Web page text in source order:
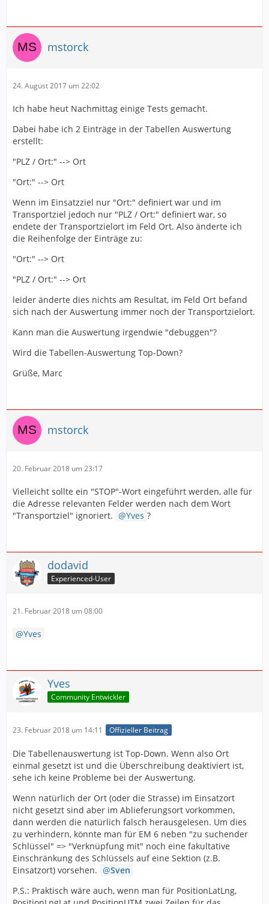
mstorck
24. August 2017 um 22:02
Ich habe heut Nachmittag einige Tests gemacht.
Dabei habe ich 2 Einträge in der Tabellen Auswertung
erstellt:
"PLZ / Ort:" --> Ort
"Ort:" --> Ort
Wenn im Einsatzziel nur "Ort:" definiert war und im
Transportziel jedoch nur "PLZ / Ort:" definiert war, so
endete der Transportzielort im Feld Ort. Also änderte ich
die Reihenfolge der Einträge zu:
"Ort:" --> Ort
"PLZ / Ort:" --> Ort
leider änderte dies nichts am Resultat, im Feld Ort befand
sich nach der Auswertung immer noch der Transportzielort.
Kann man die Auswertung irgendwie "debuggen"?
Wird die Tabellen-Auswertung Top-Down?
Grüße, Marc
mstorck
20. Februar 2018 um 23:17
Vielleicht sollte ein "STOP"-Wort eingeführt werden, alle für
die Adresse relevanten Felder werden nach dem Wort
"Transportziel" ignoriert.
Yves ?
dodavid
Experienced-User
21. Februar 2018 um 08:00
Yves
Yves
Community Entwickler
23. Februar 2018 um 14:11 Offizieller Beitrag
Die Tabellenauswertung ist Top-Down. Wenn also Ort
einmal gesetzt ist und die Überschreibung deaktiviert ist,
sehe ich keine Probleme bei der Auswertung.
Wenn natürlich der Ort (oder die Strasse) im Einsatzort
nicht gesetzt sind aber im Ablieferungsort vorkommen,
dann werden die natürlich falsch herausgelesen. Um dies
zu verhindern, könnte man für EM 6 neben "zu suchender
Schlüssel" => "Verknüpfung mit" noch eine fakultative
Einschränkung des Schlüssels auf eine Sektion (z.B.
Einsatzort) vorsehen.
Sven
P.S.: Praktisch wäre auch, wenn man für PositionLatLng,